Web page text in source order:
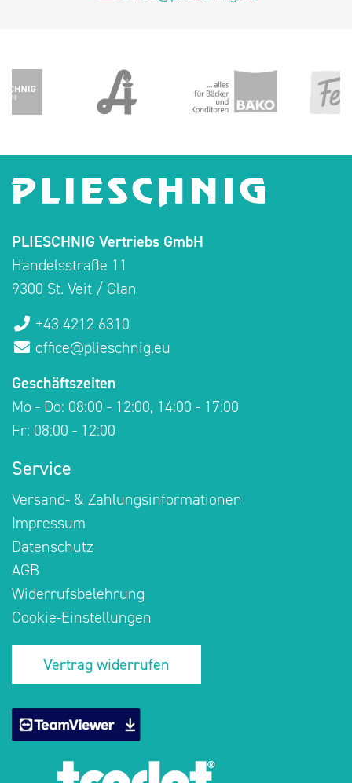
PLIESCHNIG Vertriebs GmbH
Handelsstraße 11
9300 St. Veit / Glan
+43 4212 6310
office@plieschnig.eu
Geschäftszeiten
Mo - Do: 08:00 - 12:00, 14:00 - 17:00
Fr: 08:00 - 12:00
Service
Versand- & Zahlungsinformationen
Impressum
Datenschutz
AGB
Widerrufsbelehrung
Cookie-Einstellungen
Vertrag widerrufen